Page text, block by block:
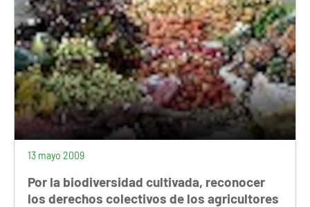
13 mayo 2009
Por la biodiversidad cultivada, reconocer
los derechos colectivos de los agricultores